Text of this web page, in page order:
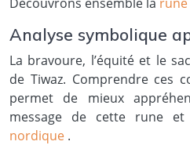
Analyse symbolique
La bravoure, l’équité et le
de Tiwaz. Comprendre ces
permet de mieux
message de cette rune et
nordique .